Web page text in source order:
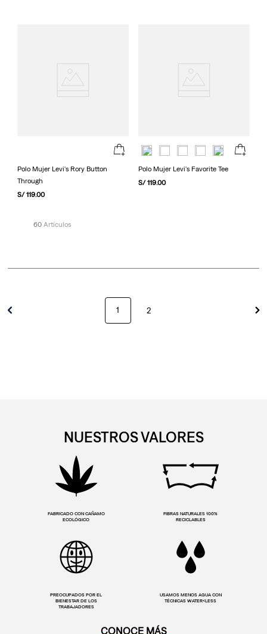
Polo Mujer Levi's Rory Button
Through
S/ 119.00
Polo Mujer Levi's Favorite Tee
S/ 119.00
60
1 2
NUESTROS VALORES
FABRICADO CON CAÑAMO
ECOLÓGICO
FIBRAS NATURALES 100%
RECICLABLES
PREOCUPADOS POR EL
BIENESTAR DE LOS
TRABAJADORES
USAMOS MENOS AGUA CON
TÉCNICAS WATER<LESS
CONOCE MÁS